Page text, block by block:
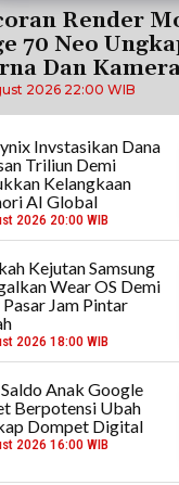
Render
70 Neo
Dan
2026 22:00 WIB
Invstasikan Dana
Triliun Demi
Kelangkaan
AI Global
2026 20:00 WIB
Kejutan Samsung
Wear OS Demi
Jam Pintar
2026 18:00 WIB
Anak Google
Berpotensi Ubah
Dompet Digital
2026 16:00 WIB